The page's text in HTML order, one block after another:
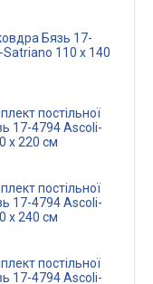
Бязь 17-
110 x 140
постільної
x 220 см
постільної
x 240 см
постільної